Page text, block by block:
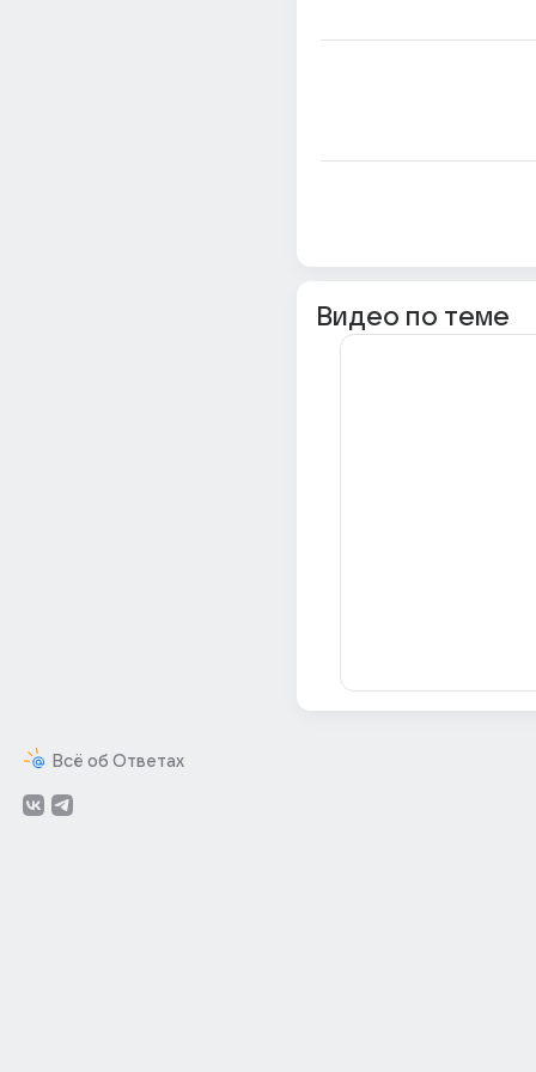
Всё об Ответах
Видео по теме